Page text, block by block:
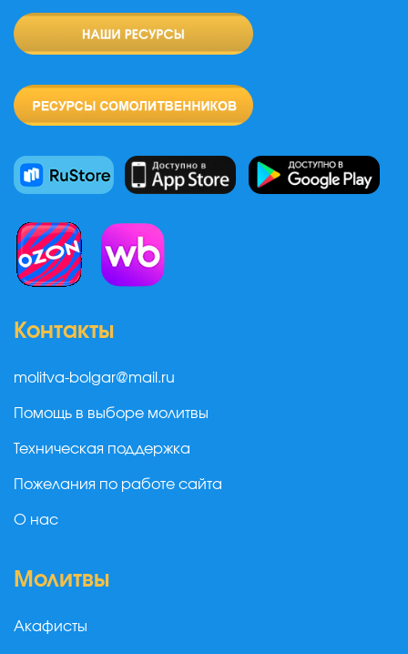
Контакты
molitva-bolgar@mail.ru
Помощь в выборе молитвы
Техническая поддержка
Пожелания по работе сайта
О нас
Молитвы
Акафисты